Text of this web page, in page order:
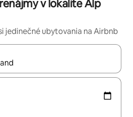
v lokalite Alp
jedinečné ubytovania na Airbnb
môžete si ich prechádzať